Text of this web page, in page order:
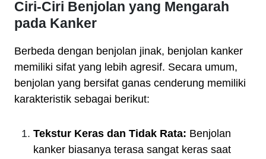
Ciri-Ciri Benjolan yang Mengarah
pada Kanker
Berbeda dengan benjolan jinak, benjolan kanker
memiliki sifat yang lebih agresif. Secara umum,
benjolan yang bersifat ganas cenderung memiliki
karakteristik sebagai berikut:
Tekstur Keras dan Tidak Rata: Benjolan
kanker biasanya terasa sangat keras saat